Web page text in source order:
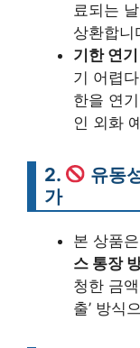
료되는
상환합니
기한 연
기 어렵
한을 연
인 외화
2.
유동
가
본 상품
스 통장
청한 금
출’ 방식